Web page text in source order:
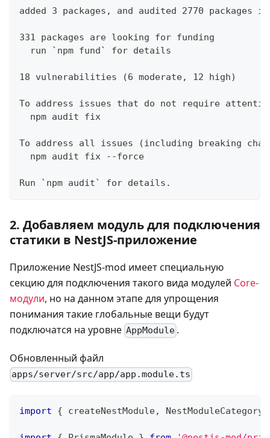
added 3 packages, and audited 2770 packages
331 packages are looking for funding
  run `npm fund` for details
18 vulnerabilities (6 moderate, 12 high)
To address issues that do not require
  npm audit fix
To address all issues (including breaking
  npm audit fix --force
Run `npm audit` for details.
2. Добавляем модуль для подключения
статики в NestJS-приложение
Приложение NestJS-mod имеет специальную
секцию для подключения такого вида модулей Core-
модули, но на данном этапе для упрощения
понимания такие глобальные вещи будут
подключатся на уровне AppModule .
Обновленный файл
apps/server/src/app/app.module.ts
import { createNestModule, NestModuleCategory